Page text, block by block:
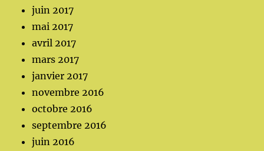
juin 2017
mai 2017
avril 2017
mars 2017
janvier 2017
novembre 2016
octobre 2016
septembre 2016
juin 2016